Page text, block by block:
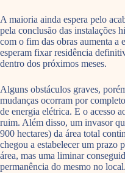
A maioria ainda espera pelo
pela conclusão das instalações
com o fim das obras aumenta a
esperam fixar residência
dentro dos próximos meses.
Alguns obstáculos graves,
mudanças ocorram por
de energia elétrica. E o acesso
ruim. Além disso, um invasor
900 hectares) da área total
chegou a estabelecer um prazo
área, mas uma liminar
permanência do mesmo no local.